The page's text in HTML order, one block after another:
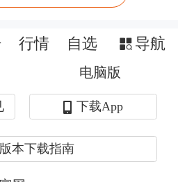
富上涨10倍，以550
头条创始人张一鸣也
涨一倍多，以650亿
亿，排位也提升39位
行情 自选 导航
电脑版
下载App
本下载指南